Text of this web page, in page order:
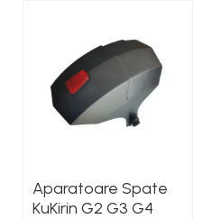
Aparatoare Spate
KuKirin G2 G3 G4